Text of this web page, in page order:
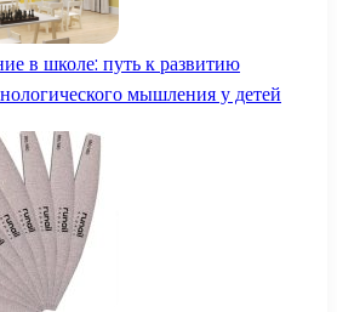
в школе: путь к развитию
мышления у детей